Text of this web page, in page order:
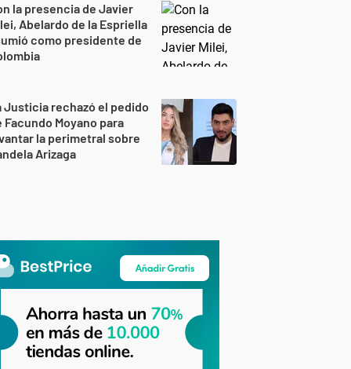
la presencia de Javier
Abelardo de la Espriella
como presidente de
Justicia rechazó el pedido
Facundo Moyano para
la perimetral sobre
Arizaga